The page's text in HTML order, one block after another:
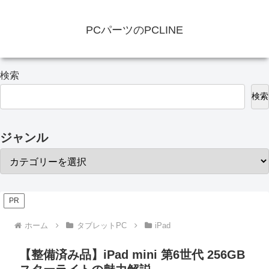
PCパーツのPCLINE
検索
検索
ジャンル
PR
ホーム タブレットPC iPad
【整備済み品】iPad mini 第6世代 256GB